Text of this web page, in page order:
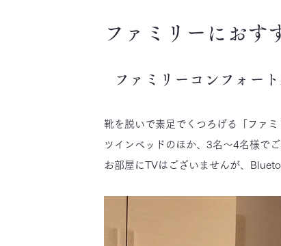
ファミリーにおす
ファミリーコンフォー
靴を脱いで素足でくつろげる「ファ
ツインベッドのほか、3名～4名様で
お部屋にTVはございませんが、